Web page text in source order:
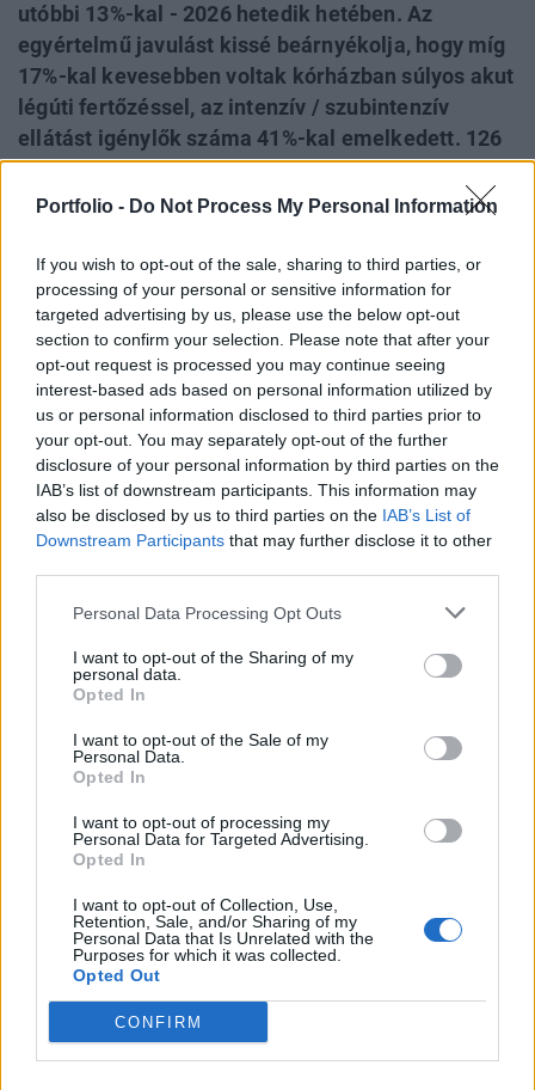
Portfolio - Do Not Process My Personal Information
If you wish to opt-out of the sale, sharing to third parties, or
processing of your personal or sensitive information for
targeted advertising by us, please use the below opt-out
section to confirm your selection. Please note that after your
opt-out request is processed you may continue seeing
interest-based ads based on personal information utilized by
us or personal information disclosed to third parties prior to
your opt-out. You may separately opt-out of the further
disclosure of your personal information by third parties on the
IAB’s list of downstream participants. This information may
also be disclosed by us to third parties on the IAB’s List of
Downstream Participants that may further disclose it to other
Personal Data Processing Opt Outs
I want to opt-out of the Sharing of my
personal data.
Opted In
I want to opt-out of the Sale of my
Personal Data.
Opted In
I want to opt-out of processing my
Personal Data for Targeted Advertising.
Opted In
I want to opt-out of Collection, Use,
Retention, Sale, and/or Sharing of my
Personal Data that Is Unrelated with the
Purposes for which it was collected.
Opted Out
CONFIRM
utóbbi 13%-kal - 2026 hetedik hetében. Az
egyértelmű javulást kissé beárnyékolja, hogy míg
17%-kal kevesebben voltak kórházban súlyos akut
légúti fertőzéssel, az intenzív / szubintenzív
ellátást igénylők száma 41%-kal emelkedett. 126
ezernél is több gyerekkel fordultak szüleik
orvoshoz légúti fertőzés miatt, ám ez mintegy 14
PRIVATE HEALTH FORUM 2026
Új lehetőségek a magyar egészségügy előtt - De
mégis mihez kezd ezzel a magánegészségügyi
szektor? Jubileumi konferenciánkon kiderül.
Információ és jelentkezés
A Nemzeti Népegészségügyi és Gyógyszerészeti
Központ (NNGYK) csütörtöki jelentése szerint az év
hetedik hetében (február 9-15.) az országban 262
300 fő fordult orvoshoz akut légúti fertőzés (ARI)
66 800 influenzaszerű (ILI) tünetekkel (-13%).
AHOGY AZ ALÁBBI GRAFIKONOK SEJTETIK -
DIREKT ÁBRÁZOLTUK AZ ELŐZŐ LÉGÚTI
FERTŐZÉSES IDŐSZAKOKAT A 20. HÉT VÉGÉIG -,
MÁR A HATODIK HÉTEN ELÉRHETTÜK AZ IDEI
SZEZON CSÚCSÁT, BÁR A FERTŐZÖTTEK SZÁMA
MÉG MEGUGORHAT A KÖVETKEZŐ HETEK
VALAMELYIKÉN, FŐLEG, HA HIDEGEBBRE
FORDUL AZ IDŐ.